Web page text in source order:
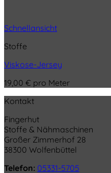
Schnellansicht
Stoffe
Viskose-Jersey
19,00 € pro Meter
Kontakt
Fingerhut
Stoffe & Nähmaschinen
Großer Zimmerhof 28
38300 Wolfenbüttel
Telefon: 05331-5705